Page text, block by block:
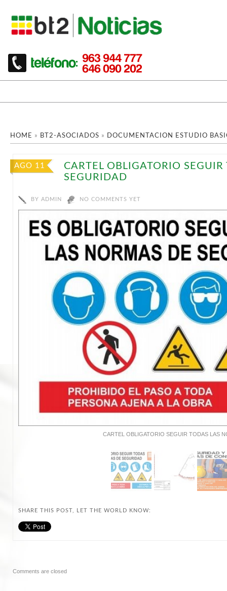
HOME » BT2-ASOCIADOS » DOCUMENTACION ESTUDIO
AGO 11
CARTEL OBLIGATORIO
SEGURIDAD
BY ADMIN NO COMMENTS YET
CARTEL OBLIGATORIO SEGUIR TODAS LAS
SHARE THIS POST, LET THE WORLD KNOW:
Comments are closed